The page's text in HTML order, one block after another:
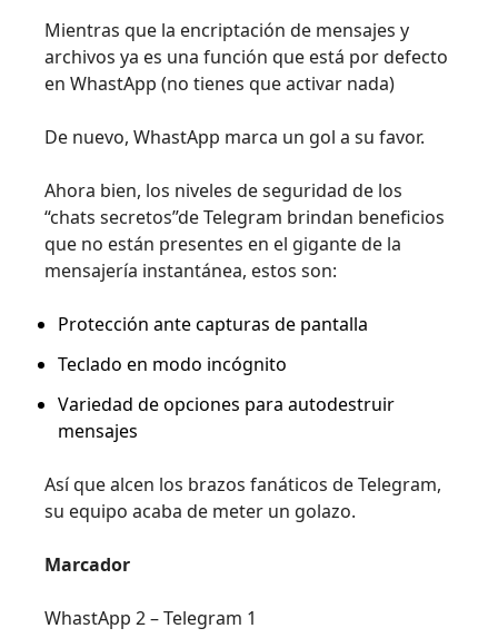
Mientras que la encriptación de mensajes y
archivos ya es una función que está por defecto
en WhastApp (no tienes que activar nada)
De nuevo, WhastApp marca un gol a su favor.
Ahora bien, los niveles de seguridad de los
“chats secretos”de Telegram brindan beneficios
que no están presentes en el gigante de la
mensajería instantánea, estos son:
Protección ante capturas de pantalla
Teclado en modo incógnito
Variedad de opciones para autodestruir
mensajes
Así que alcen los brazos fanáticos de Telegram,
su equipo acaba de meter un golazo.
Marcador
WhastApp 2 – Telegram 1